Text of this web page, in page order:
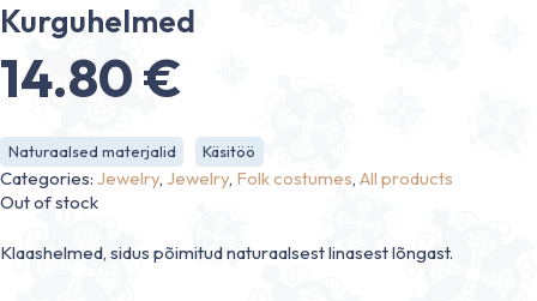
Kurguhelmed
14.80€
Naturaalsed materjalid Käsitöö
Categories: Jewelry, Jewelry, Folk costumes, All products
Out of stock
Klaashelmed, sidus põimitud naturaalsest linasest lõngast.